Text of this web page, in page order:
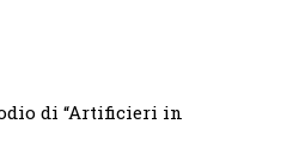
di “Artificieri in